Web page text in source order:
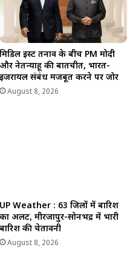
मिडिल ईस्ट तनाव के बीच PM मोदी
और नेतन्याहू की बातचीत, भारत-
इजरायल संबंध मजबूत करने पर जोर
August 8, 2026
UP Weather : 63 जिलों में बारिश
का अलर्ट, मीरजापुर-सोनभद्र में भारी
बारिश की चेतावनी
August 8, 2026